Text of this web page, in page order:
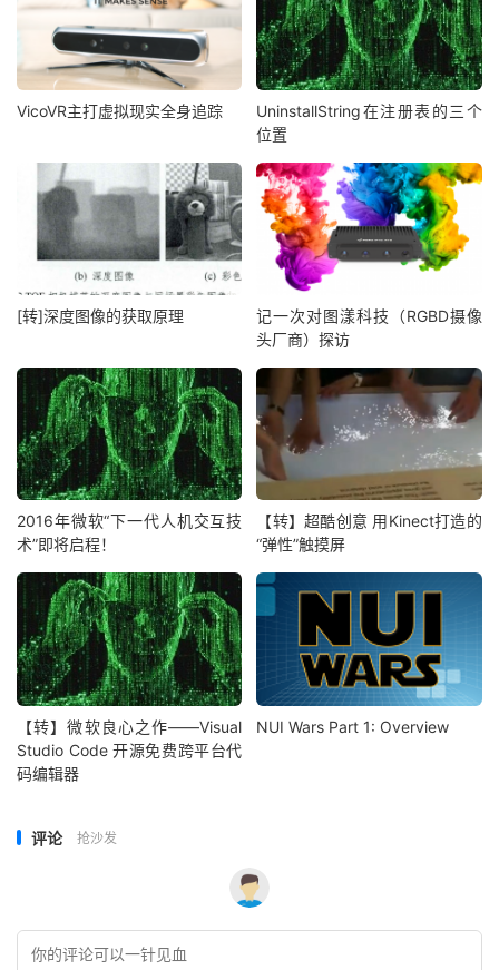
VicoVR主打虚拟现实全身追踪
UninstallString在注册表的三个
位置
[转]深度图像的获取原理
记一次对图漾科技（RGBD摄像
头厂商）探访
2016年微软“下一代人机交互技
术”即将启程！
【转】超酷创意 用Kinect打造的
“弹性”触摸屏
【转】微软良心之作——Visual
Studio Code 开源免费跨平台代
码编辑器
NUI Wars Part 1: Overview
评论 抢沙发